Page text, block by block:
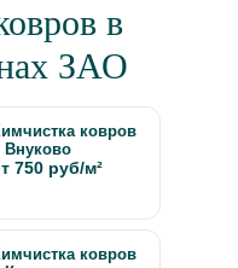
в
ЗАО
ковров
Внуково
750 руб/м²
ковров